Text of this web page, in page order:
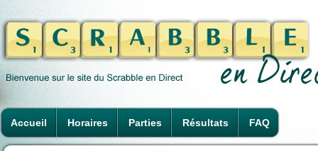
Accueil Horaires Parties Résultats FAQ